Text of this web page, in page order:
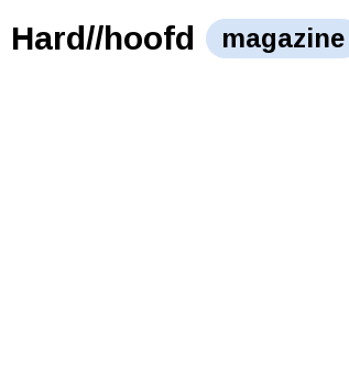
Hard//hoofd magazine